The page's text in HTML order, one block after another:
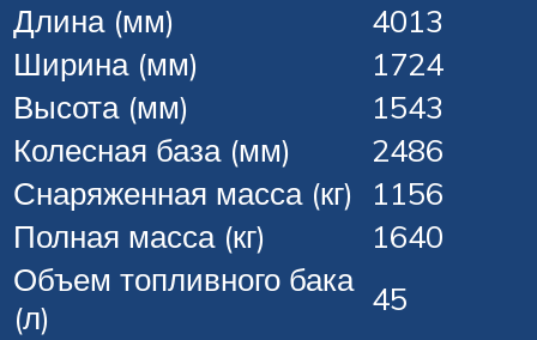
Длина (мм)
4013
Ширина (мм)
1724
Высота (мм)
1543
Колесная база (мм)
2486
Снаряженная масса (кг)
1156
Полная масса (кг)
1640
Объем топливного бака
(л)
45